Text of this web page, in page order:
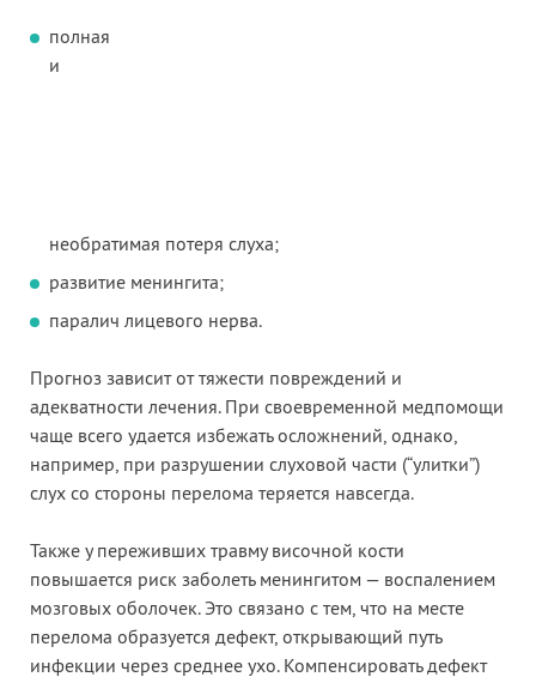
полная
и
необратимая потеря слуха;
развитие менингита;
паралич лицевого нерва.
Прогноз зависит от тяжести повреждений и
адекватности лечения. При своевременной медпомощи
чаще всего удается избежать осложнений, однако,
например, при разрушении слуховой части (“улитки”)
слух со стороны перелома теряется навсегда.
Также у переживших травму височной кости
повышается риск заболеть менингитом — воспалением
мозговых оболочек. Это связано с тем, что на месте
перелома образуется дефект, открывающий путь
инфекции через среднее ухо. Компенсировать дефект